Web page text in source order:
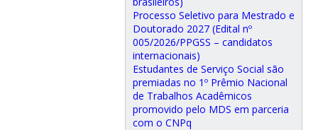
Processo Seletivo para Mestrado e
Doutorado 2027 (Edital nº
005/2026/PPGSS – candidatos
internacionais)
Estudantes de Serviço Social são
premiadas no 1º Prêmio Nacional
de Trabalhos Acadêmicos
promovido pelo MDS em parceria
com o CNPq